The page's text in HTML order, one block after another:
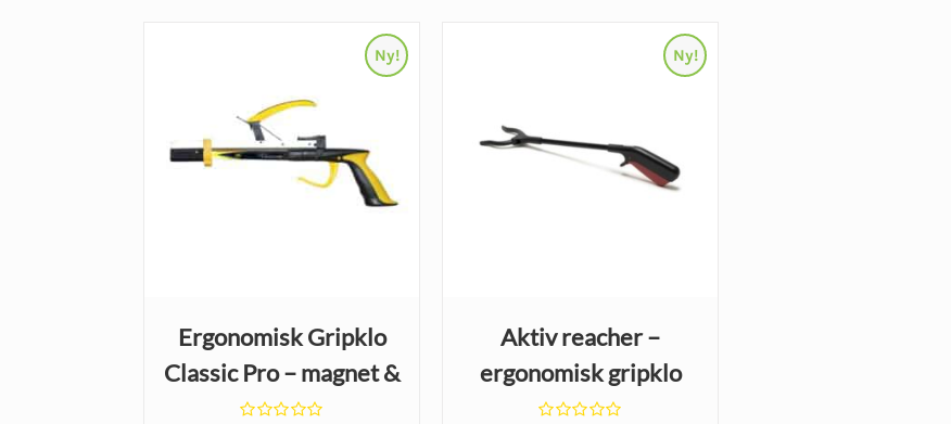
Ny!
Ergonomisk Gripklo
Classic Pro – magnet &
påklädningspinne
Ny!
Aktiv reacher –
ergonomisk gripklo
med räckvidd